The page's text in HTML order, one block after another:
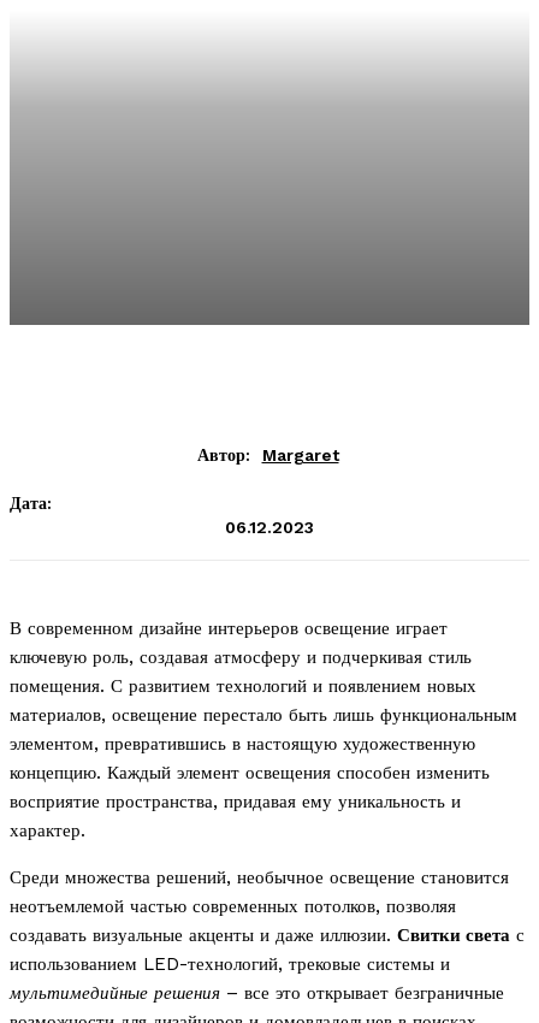
Автор: Margaret
Дата:
06.12.2023
В современном дизайне интерьеров освещение играет
ключевую роль, создавая атмосферу и подчеркивая стиль
помещения. С развитием технологий и появлением новых
материалов, освещение перестало быть лишь функциональным
элементом, превратившись в настоящую художественную
концепцию. Каждый элемент освещения способен изменить
восприятие пространства, придавая ему уникальность и
характер.
Среди множества решений, необычное освещение становится
неотъемлемой частью современных потолков, позволяя
создавать визуальные акценты и даже иллюзии. Свитки света с
использованием LED-технологий, трековые системы и
мультимедийные решения – все это открывает безграничные